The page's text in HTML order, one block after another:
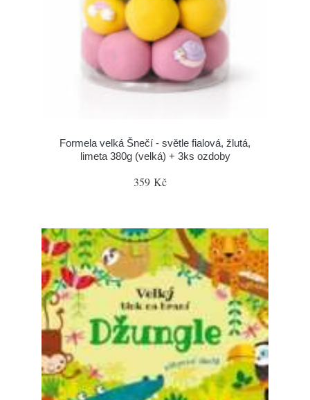
Formela velká Šnečí - světle fialová, žlutá,
limeta 380g (velká) + 3ks ozdoby
359 Kč